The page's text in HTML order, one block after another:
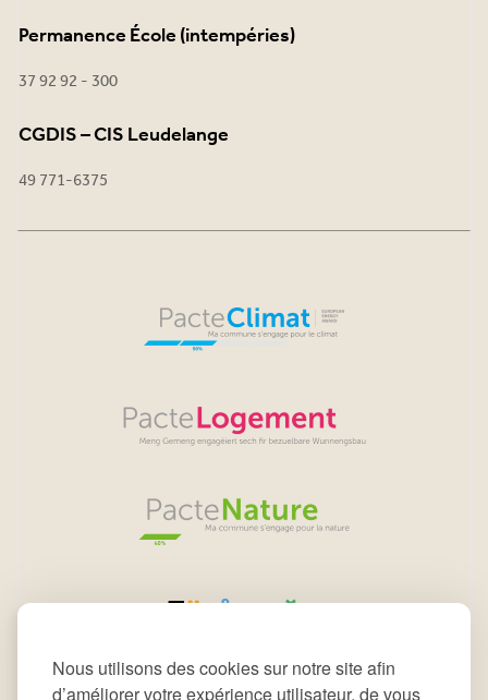
Nous utilisons des cookies sur notre site afin
d’améliorer votre expérience utilisateur, de vous
Permanence École (intempéries)
37 92 92 - 300
CGDIS – CIS Leudelange
49 771-6375